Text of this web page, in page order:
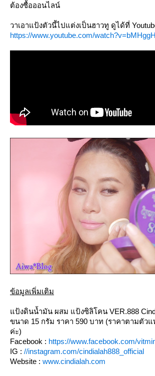
ต้องซื้อออนไลน์
วาเอาแป้งตัวนี้ไปแต่งเป็นฮาวทู ดูได้ที่
https://www.youtube.com/
ข้อมูลเพิ่มเติม
ป้งดินน้ำมัน ผสม แป้งซิลิโคน VER.888
ขนาด 15 กรัม ราคา 590 บาท (ราคาตามตัว
ค่ะ)
Facebook : https://www.facebook.com/
IG : //instagram.com/cindialah888_official
Website : www.cindialah.com